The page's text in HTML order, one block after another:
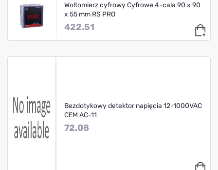
Woltomierz cyfrowy Cyfrowe 4-cala 90 x 90
x 55 mm RS PRO
422.51
Bezdotykowy detektor napięcia 12-1000VAC
CEM AC-11
72.08